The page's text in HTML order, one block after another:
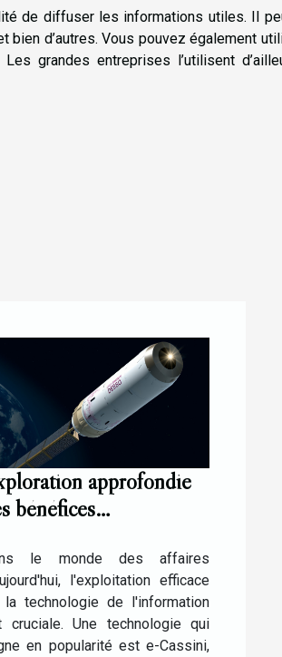
de diffuser les informations utiles. Il
bien d’autres. Vous pouvez également
grandes entreprises l’utilisent
approfondie
bénéfices
de e-Cassini
le monde des affaires
l'exploitation efficace
technologie de l'information
cruciale. Une technologie qui
en popularité est e-Cassini,